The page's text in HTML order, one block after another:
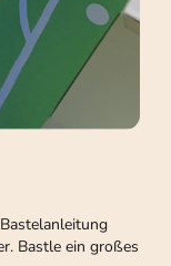
Bastle ein großes